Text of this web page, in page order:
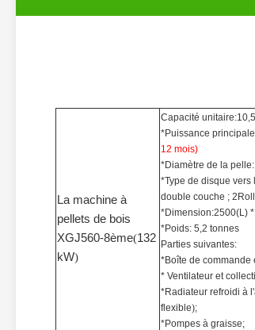
La machine à
pellets de bois
XGJ560-8ème(132
kW)
Capacité
*Puissance
12 mois)
*Diamètre de la
*Type de disque vers
double couche ;
*Dimension:2500(L)
*Poids: 5,2 tonnes
Parties suivantes:
*Boîte de commande
* Ventilateur et
*Radiateur refroidi à
flexible);
*Pompes à graisse;